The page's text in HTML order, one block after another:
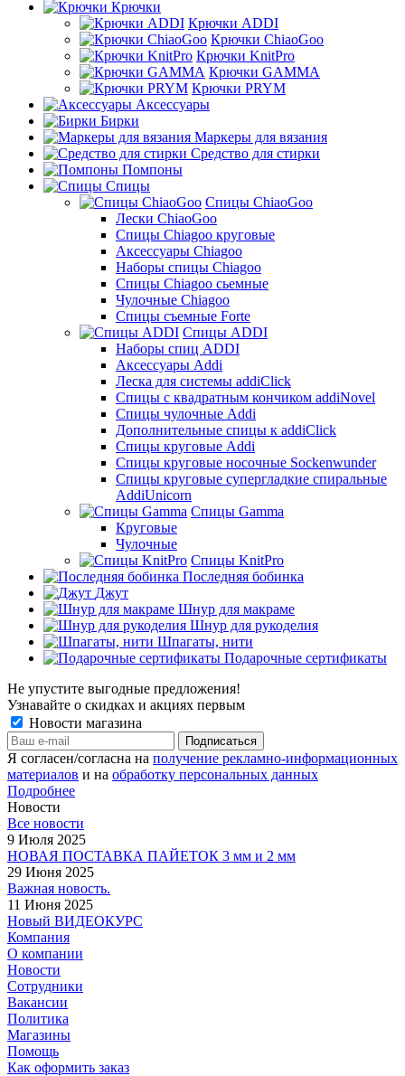
Крючки
Крючки ADDI
Крючки ChiaoGoo
Крючки KnitPro
Крючки GAMMA
Крючки PRYM
Аксессуары
Бирки
Маркеры для вязания
Средство для стирки
Помпоны
Спицы
Спицы ChiaoGoo
Лески ChiaoGoo
Cпицы Сhiagoo круговые
Аксессуары Chiagoo
Наборы спицы Chiagoo
Спицы Chiagoo сьемные
Чулочные Chiagoo
Спицы съемные Forte
Спицы ADDI
Наборы спиц ADDI
Аксессуары Addi
Леска для системы addiClick
Спицы с квадратным кончиком addiNovel
Спицы чулочные Addi
Дополнительные спицы к addiClick
Спицы круговые Addi
Спицы круговые носочные Sockenwunder
Спицы круговые супергладкие спиральные
AddiUnicorn
Спицы Gamma
Круговые
Чулочные
Спицы KnitPro
Последняя бобинка
Джут
Шнур для макраме
Шнур для рукоделия
Шпагаты, нити
Подарочные сертификаты
Не упустите выгодные предложения!
Узнавайте о скидках и акциях первым
Новости магазина
Я согласен/согласна на получение рекламно-информационных
материалов и на обработку персональных данных
Подробнее
Новости
Все новости
9 Июля 2025
НОВАЯ ПОСТАВКА ПАЙЕТОК 3 мм и 2 мм
29 Июня 2025
Важная новость.
11 Июня 2025
Новый ВИДЕОКУРС
Компания
О компании
Новости
Сотрудники
Вакансии
Политика
Магазины
Помощь
Как оформить заказ